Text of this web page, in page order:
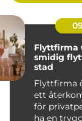
Flyttfirma
smidig
stad
Flyttfirma
ett
för
ha en